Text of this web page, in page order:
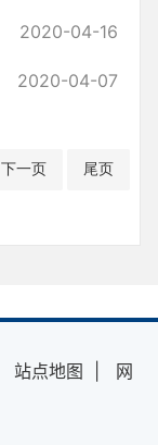
2020-04-16
2020-04-07
下一页 尾页
站点地图
网